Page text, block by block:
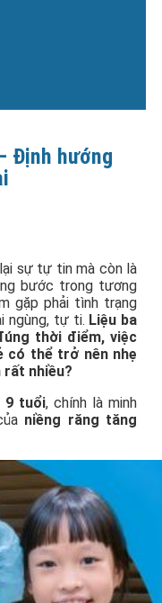
Định hướng
sự tự tin mà còn là
bước trong tương
gặp phải tình trạng
ngùng, tự ti. Liệu ba
thời điểm, việc
có thể trở nên nhẹ
rất nhiều?
9 tuổi, chính là minh
niềng răng tăng